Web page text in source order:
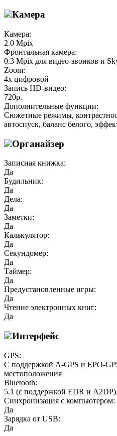
Камера
Камера:
2.0 Mpix
Фронтальная камера:
0.3 Mpix для видео-звонков и
Zoom:
4х цифровой
Запись HD-видео:
720p.
Дополнительные функции:
Сюжетные режимы,
автоспуск, баланс белого,
Органайзер
Записная книжка:
Да
Будильник:
Да
Дела:
Да
Заметки:
Да
Калькулятор:
Да
Секундомер:
Да
Таймер:
Да
Предустановленные игры:
Да
Чтение электронных книг:
Да
Интерфейс
GPS:
С поддержкой A-GPS и EPO-
местоположения
Bluetooth:
5.1 (с поддержкой EDR и A2DP).
Синхронизация с компьютером:
Да
Зарядка от USB:
Да